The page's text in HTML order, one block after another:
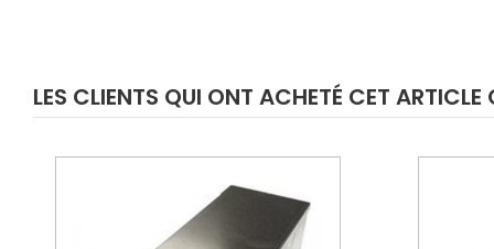
LES CLIENTS QUI ONT ACHETÉ CET ARTICLE